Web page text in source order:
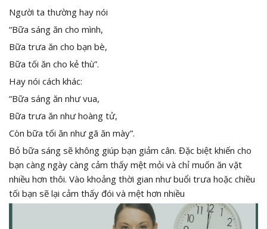
Người ta thường hay nói
“Bữa sáng ăn cho mình,
Bữa trưa ăn cho bạn bè,
Bữa tối ăn cho kẻ thù”.
Hay nói cách khác:
“Bữa sáng ăn như vua,
Bữa trưa ăn như hoàng tử,
Còn bữa tối ăn như gã ăn mày”.
Bỏ bữa sáng sẽ không giúp bạn giảm cân. Đặc biệt khiến cho
bạn càng ngày càng cảm thấy mệt mỏi và chỉ muốn ăn vặt
nhiều hơn thôi. Vào khoảng thời gian như buổi trưa hoặc chiều
tối bạn sẽ lại cảm thấy đói và mệt hơn nhiều